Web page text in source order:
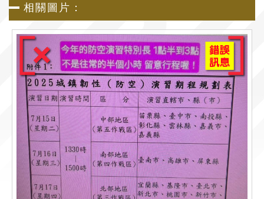
相關圖片：